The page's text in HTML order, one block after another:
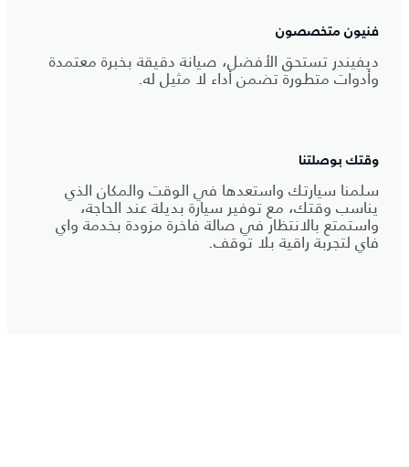
فنيون متخصصون
ديفيندر تستحق الأفضل، صيانة دقيقة بخبرة معتمدة
وأدوات متطورة تضمن أداء لا مثيل له.
وقتك بوصلتنا
سلمنا سيارتك واستعدها في الوقت والمكان الذي
يناسب وقتك، مع توفير سيارة بديلة عند الحاجة،
واستمتع بالانتظار في صالة فاخرة مزودة بخدمة واي
فاي لتجربة راقية بلا توقف.